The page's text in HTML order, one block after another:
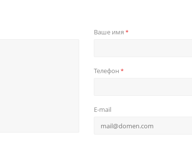
Ваше имя *
Телефон *
E-mail